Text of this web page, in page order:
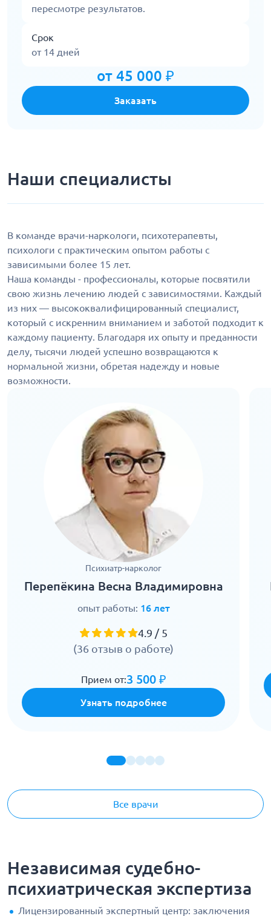
пересмотре результатов.
Срок
от 14 дней
от 45 000 ₽
Заказать
Наши специалисты
В команде врачи-наркологи, психотерапевты,
психологи с практическим опытом работы с
зависимыми более 15 лет.
Наша команды - профессионалы, которые посвятили
свою жизнь лечению людей с зависимостями. Каждый
из них — высококвалифицированный специалист,
который с искренним вниманием и заботой подходит к
каждому пациенту. Благодаря их опыту и преданности
делу, тысячи людей успешно возвращаются к
нормальной жизни, обретая надежду и новые
возможности.
Все врачи
Психиатр-нарколог
Перепёкина Весна Владимировна
опыт работы: 16 лет
4.9 / 5
(36 отзыв о работе)
Прием от:3 500 ₽
Узнать подробнее
Независимая судебно-
психиатрическая экспертиза
Лицензированный экспертный центр: заключения